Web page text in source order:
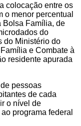
colocação entre os
o menor percentual
Bolsa Família, de
do
do Ministério do
e Combate à
residente apurada
pessoas
de cada
o nível de
programa federal